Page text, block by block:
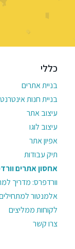
כללי
בניית אתרים
בניית חנות
עיצוב אתר
עיצוב לוגו
אפיון אתר
תיק עבודות
אחסון אתרים
וורדפרס: מדריך
אלמנטור
לקוחות ממליצים
צרו קשר